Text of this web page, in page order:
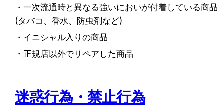
・一次流通時と異なる強いにおいが付着している商品
(タバコ、香水、防虫剤など)
・イニシャル入りの商品
・正規店以外でリペアした商品
迷惑行為・禁止行為